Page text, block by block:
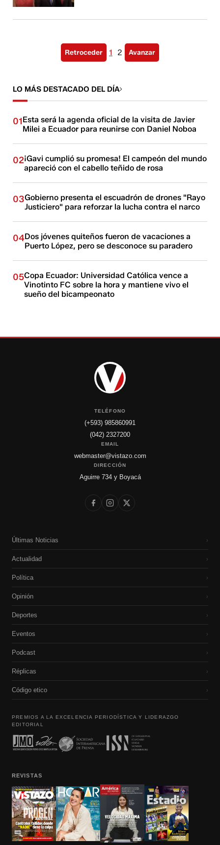
Retroceder 1 2 Avanzar
LO MÁS DESTACADO DEL DÍA
01Esta será la agenda oficial de la visita de Javier
Milei a Ecuador para reunirse con Daniel Noboa
02¡Gavi cumplió su promesa! El campeón del mundo
apareció con el cabello teñido de rosa
03Gobierno presenta el escuadrón de drones "Rayo
Justiciero" para reforzar la lucha contra el narco
04Dos jóvenes quiteños fueron de vacaciones a
Puerto López, pero se desconoce su paradero
05Copa Ecuador: Universidad Católica vence a
Vinotinto FC sobre la hora y mantiene vivo el
sueño del bicampeonato
TELÉFONO
(+593) 985860991
(042) 2327200
EMAIL
webmaster@vistazo.com
DIRECCIÓN
Aguirre 734 y Boyacá
Últimas Noticias ›
Actualidad ›
Política ›
Opinión ›
Deportes ›
Eventos ›
Podcast ›
Réplicas ›
Código etico ›
PREMIOS A LA EXCELENCIA PERIODÍSTICA Y LIDERAZGO
EDITORIAL
REVISTAS